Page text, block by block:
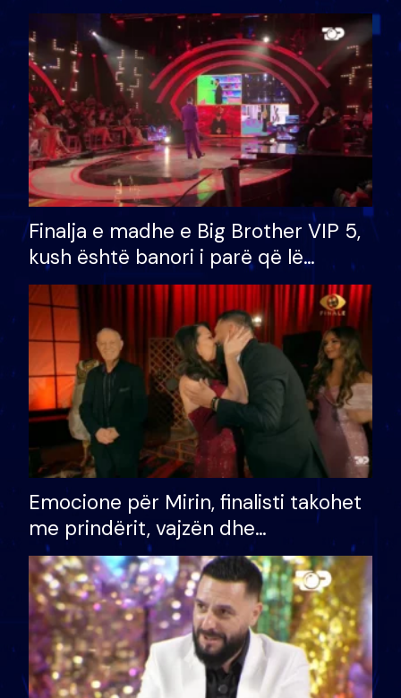
Finalja e madhe e Big Brother VIP 5,
kush është banori i parë që lë
shtëpinë dhe humb mundësinë për
të fituar çmimin e madh
Emocione për Mirin, finalisti takohet
me prindërit, vajzën dhe
bashkëshorten: S’kemi ndonjë letër
divorci apo jo?